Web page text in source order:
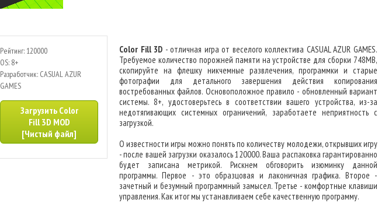
Рейтинг: 120000
OS: 8+
Разработчик: CASUAL AZUR
GAMES
Загрузить Color
Fill 3D MOD
[Чистый файл]
Color Fill 3D - отличная игра от веселого коллектива CASUAL AZUR GAMES.
Требуемое количество порожней памяти на устройстве для сборки 748MB,
скопируйте на флешку никчемные развлечения, программки и старые
фотографии для детального завершения действия копирования
востребованных файлов. Основоположное правило - обновленный вариант
системы. 8+, удостоверьтесь в соответствии вашего устройства, из-за
недотягивающих системных ограничений, заработаете неприятность с
загрузкой.
О известности игры можно понять по количеству молодежи, открывших игру
- после вашей загрузки оказалось 120000. Ваша распаковка гарантированно
будет записана метрикой. Рискнем обговорить изюминку данной
программы. Первое - это образцовая и лаконичная графика. Второе -
зачетный и безумный программный замысел. Третье - комфортные клавиши
управления. Как итог мы устанавливаем себе качественную программу.